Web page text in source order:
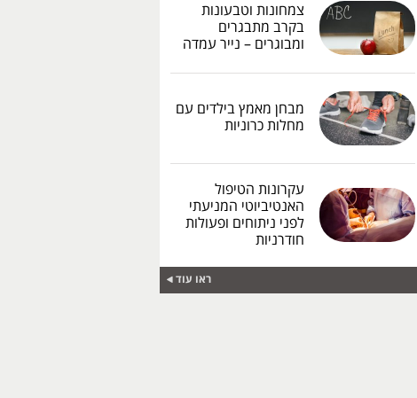
צמחונות וטבעונות
בקרב מתבגרים
ומבוגרים – נייר עמדה
מבחן מאמץ בילדים עם
מחלות כרוניות
עקרונות הטיפול
האנטיביוטי המניעתי
לפני ניתוחים ופעולות
חודרניות
ראו עוד